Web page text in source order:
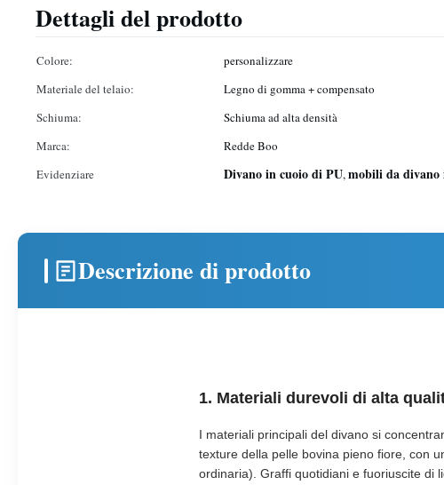
Dettagli del prodotto
Colore: personalizzare
Materiale del telaio:
Legno di gomma + compensato
Schiuma:
Schiuma ad alta densità
Marca:
Redde Boo
Evidenziare
Divano in cuoio di PU,mobili da
Descrizione di prodotto
1. Materiali durevoli di alta
I materiali principali del divano si
texture della pelle bovina pieno fiore, con
ordinaria). Graffi quotidiani e fuoriuscite di